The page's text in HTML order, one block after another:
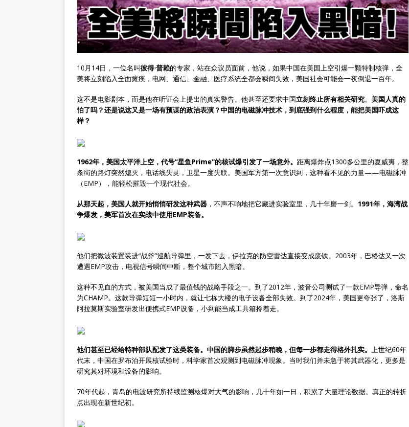
10月14日，一位名叫彼得·普赖的专家，站在众议员面前，他说，如果中国在美国上空引爆一颗特制核弹，全
美将立刻陷入全面瘫痪，电网、通信、金融、医疗系统全都会瞬间失效，美国社会可能会一夜倒退一百年。
这不是电影剧本，而是他在听证会上提出的真实警告。他甚至还要求中国立刻终止所有相关研究。 美国人真的
怕了吗？还是说这又是一场有预谋的政治表演？中国的电磁脉冲技术，到底强到什么程度，能把美国吓成这
样？
1962年，美国太平洋上空，代号“星鱼Prime”的核试爆引发了一场意外。 距离爆炸点1300多公里的夏威夷，整
条街的路灯突然熄灭，电话线失灵，卫星一度失联。美国军方第一次意识到，这种看不见的力量——电磁脉冲
（EMP），能轻松摧毁一个现代社会。
从那天起，美国人就开始悄悄研发这种武器 ，不声不响地把它藏进实验室里，几十年磨一剑。 1991年，海湾战
争爆发，美军首次在实战中使用EMP装备。
他们把微波装置装进“战斧”巡航导弹里，一发下去，伊拉克的防空雷达直接变成废铁。2003年，巴格达又一次
遭遇EMP攻击，电视信号瞬间中断，整个城市陷入黑暗。
这种不见血的方式，被美国当成了最值钱的战略手段之一。到了2012年，波音公司测试了一款EMP导弹，命名
为CHAMP。这款导弹短短一小时内，就让七栋大楼的电子设备全部失效。到了2024年，美国更夸张了，洛斯
阿拉莫斯实验室研发出便携式EMP设备，小到能当成工具箱拎着走。
他们甚至已经给特种部队配发了这类装备。中国的脚步虽然起步稍晚，但每一步都走得格外扎实。 上世纪60年
代末，中国在罗布泊开展核试验时，科学家首次观测到电磁脉冲现象。当时我们并未急于将其武器化，更多是
研究其对环境和设备的影响。
70年代起，青岛的电波研究所持续监测核爆对大气的影响，几十年如一日，积累了大量理论数据。真正的转折
点出现在新世纪初。